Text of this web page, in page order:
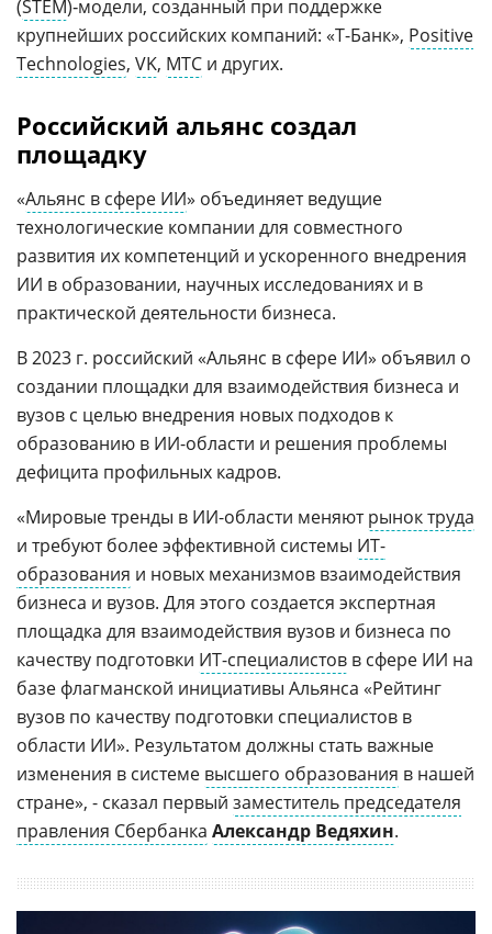
(STEM)‑модели, созданный при поддержке
крупнейших российских компаний: «Т-Банк», Positive
Technologies, VK, МТС и других.
Российский альянс создал
площадку
«Альянс в сфере ИИ» объединяет ведущие
технологические компании для совместного
развития их компетенций и ускоренного внедрения
ИИ в образовании, научных исследованиях и в
практической деятельности бизнеса.
В 2023 г. российский «Альянс в сфере ИИ» объявил о
создании площадки для взаимодействия бизнеса и
вузов с целью внедрения новых подходов к
образованию в ИИ-области и решения проблемы
дефицита профильных кадров.
«Мировые тренды в ИИ-области меняютрынок труда
и требуют более эффективной системы ИТ-
образования и новых механизмов взаимодействия
бизнеса и вузов. Для этого создается экспертная
площадка для взаимодействия вузов и бизнеса по
качеству подготовки ИТ-специалистов в сфере ИИ на
базе флагманской инициативы Альянса «Рейтинг
вузов по качеству подготовки специалистов в
области ИИ». Результатом должны стать важные
изменения в системе высшего образования в нашей
стране», - сказал первый заместитель председателя
правления Сбербанка Александр Ведяхин.